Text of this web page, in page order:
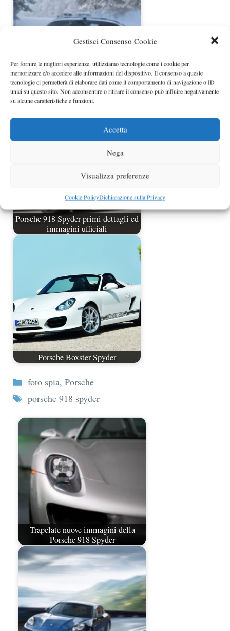
Gestisci Consenso Cookie
Per fornire le migliori esperienze, utilizziamo tecnologie come i cookie per
memorizzare e/o accedere alle informazioni del dispositivo. Il consenso a queste
tecnologie ci permetterà di elaborare dati come il comportamento di navigazione o ID
unici su questo sito. Non acconsentire o ritirare il consenso può influire negativamente
su alcune caratteristiche e funzioni.
Accetta
Nega
Visualizza preferenze
Cookie PolicyDichiarazione sulla Privacy
Ecco le ultime foto spia della Porsche
918
Porsche 918 Spyder primi dettagli ed
immagini ufficiali
Porsche Boxster Spyder
Categorie
foto spia, Porsche
Tag
porsche 918 spyder
Trapelate nuove immagini della
Porsche 918 Spyder